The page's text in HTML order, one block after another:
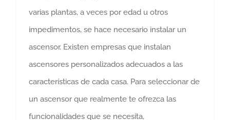
varias plantas, a veces por edad u otros
impedimentos, se hace necesario instalar un
ascensor. Existen empresas que instalan
ascensores personalizados adecuados a las
características de cada casa. Para seleccionar de
un ascensor que realmente te ofrezca las
funcionalidades que se necesita,